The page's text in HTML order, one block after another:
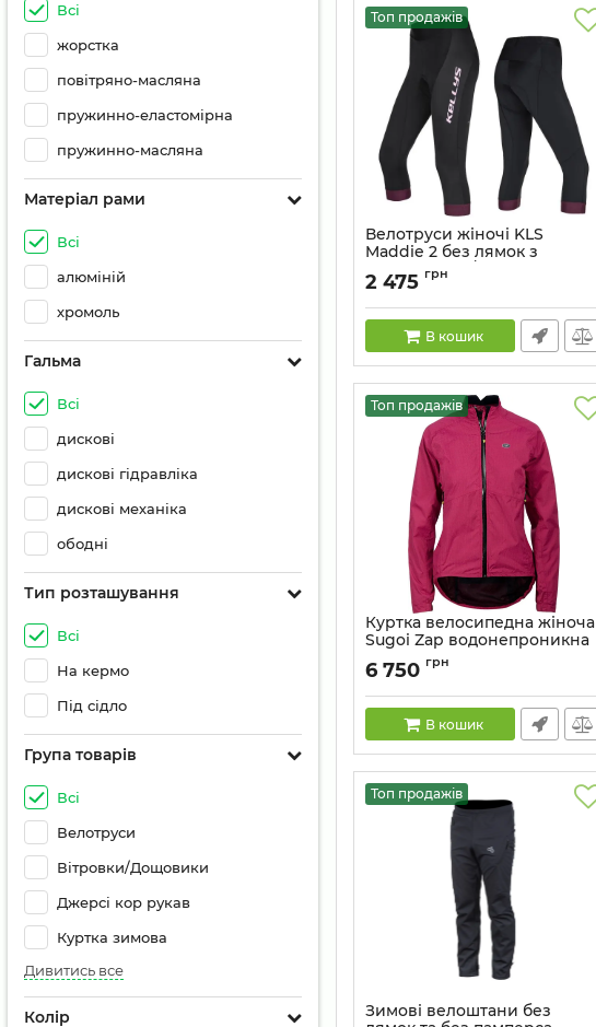
Всі
жорстка
повітряно-масляна
пружинно-еластомірна
пружинно-масляна
Матеріал рами
Всі
алюміній
хромоль
Гальма
Всі
дискові
дискові гідравліка
дискові механіка
ободні
Тип розташування
Всі
На кермо
Під сідло
Група товарів
Всі
Велотруси
Вітровки/Дощовики
Джерсі кор рукав
Куртка зимова
Дивитись все
Колір
Топ продажів
Велотруси жіночі KLS
Maddie 2 без лямок з
памперсом 3/4 рожевий
Артикул:
2 475 грн
В кошик
Топ продажів
Куртка велосипедна жіноча
Sugoi Zap водонепроникна
світловідбиваюча Sangria
Артикул:
6 750 грн
В кошик
Топ продажів
Зимові велоштани без